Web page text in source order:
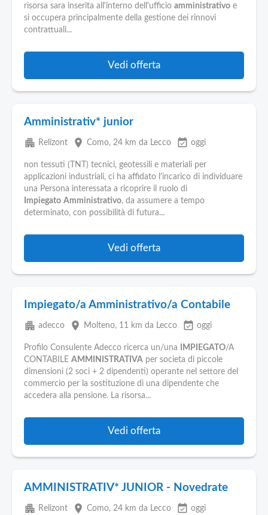
risorsa sara inserita all'interno dell'ufficio amministrativo e
si occupera principalmente della gestione dei rinnovi
contrattuali...
Vedi offerta
Amministrativ* junior
apartment Relizont place Como, 24 km da Lecco event_available oggi
non tessuti (TNT) tecnici, geotessili e materiali per
applicazioni industriali, ci ha affidato l'incarico di individuare
una Persona interessata a ricoprire il ruolo di
Impiegato Amministrativo, da assumere a tempo
determinato, con possibilità di futura...
Vedi offerta
Impiegato/a Amministrativo/a Contabile
apartment adecco place Molteno, 11 km da Lecco event_available oggi
Profilo Consulente Adecco ricerca un/una IMPIEGATO/A
CONTABILE AMMINISTRATIVA per societa di piccole
dimensioni (2 soci + 2 dipendenti) operante nel settore del
commercio per la sostituzione di una dipendente che
accedera alla pensione. La risorsa...
Vedi offerta
AMMINISTRATIV* JUNIOR - Novedrate
apartment Relizont place Como, 24 km da Lecco event_available oggi